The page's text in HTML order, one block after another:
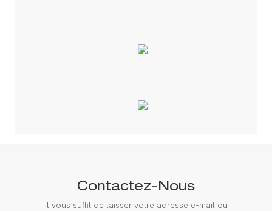
Contactez-Nous
Il vous suffit de laisser votre adresse e-mail ou